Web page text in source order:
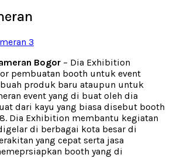
Bogor – Dia Exhibition
pembuatan booth untuk event
produk baru ataupun untuk
event yang di buat oleh dia
dari kayu yang biasa disebut booth
Dia Exhibition membantu kegiatan
di berbagai kota besar di
yang cepat serta jasa
booth yang di